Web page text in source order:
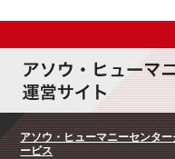
アソウ・ヒューマニーセンタ
ービス